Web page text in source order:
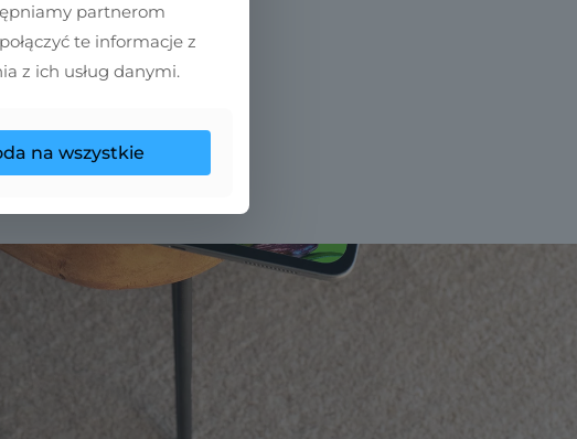
partnerom
te informacje z
z ich usług danymi.
na wszystkie